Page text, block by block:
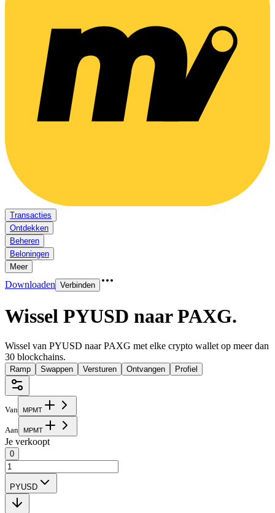
Transacties
Ontdekken
Beheren
Beloningen
Meer
Downloaden Verbinden
Wissel PYUSD naar PAXG.
Wissel van PYUSD naar PAXG met elke crypto wallet op meer dan
30 blockchains.
Ramp Swappen Versturen Ontvangen Profiel
Van MPMT
Aan MPMT
Je verkoopt
0
PYUSD